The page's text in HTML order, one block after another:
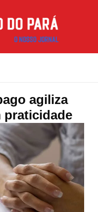
agiliza
praticidade